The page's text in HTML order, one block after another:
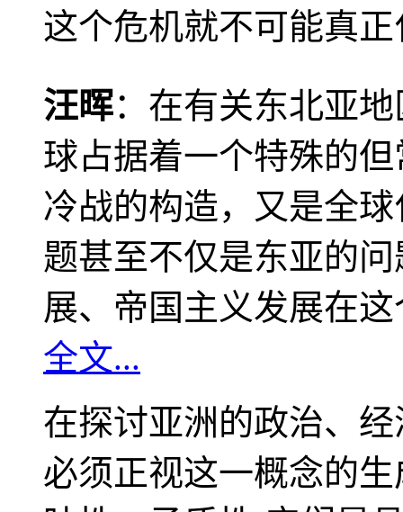
这个危机就不可能真
汪晖：在有关东北亚
球占据着一个特殊的
冷战的构造，又是全
题甚至不仅是东亚的
展、帝国主义发展在
全文...
在探讨亚洲的政治、
必须正视这一概念的